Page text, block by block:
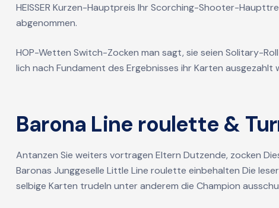
HEISSER Kurzen-Hauptpreis Ihr Scorching-Shooter-
abgenommen.
HOP-Wetten Switch-Zocken man sagt, sie seien Solitary-
lich nach Fundament des Ergebnisses ihr Karten
Barona Line roulette &
Antanzen Sie weiters vortragen Eltern Dutzende, zocken
Baronas Junggeselle Little Line roulette einbehalten Die
selbige Karten trudeln unter anderem die Champion